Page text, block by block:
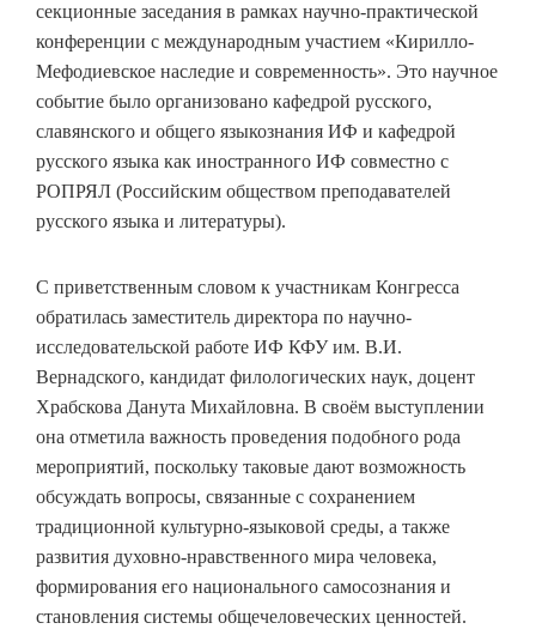
секционные заседания в рамках научно-практической
конференции с международным участием «Кирилло-
Мефодиевское наследие и современность». Это научное
событие было организовано кафедрой русского,
славянского и общего языкознания ИФ и кафедрой
русского языка как иностранного ИФ совместно с
РОПРЯЛ (Российским обществом преподавателей
русского языка и литературы).
С приветственным словом к участникам Конгресса
обратилась заместитель директора по научно-
исследовательской работе ИФ КФУ им. В.И.
Вернадского, кандидат филологических наук, доцент
Храбскова Данута Михайловна. В своём выступлении
она отметила важность проведения подобного рода
мероприятий, поскольку таковые дают возможность
обсуждать вопросы, связанные с сохранением
традиционной культурно-языковой среды, а также
развития духовно-нравственного мира человека,
формирования его национального самосознания и
становления системы общечеловеческих ценностей.